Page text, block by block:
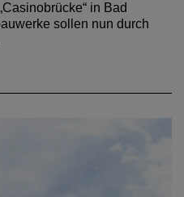
in Bad
sollen nun durch